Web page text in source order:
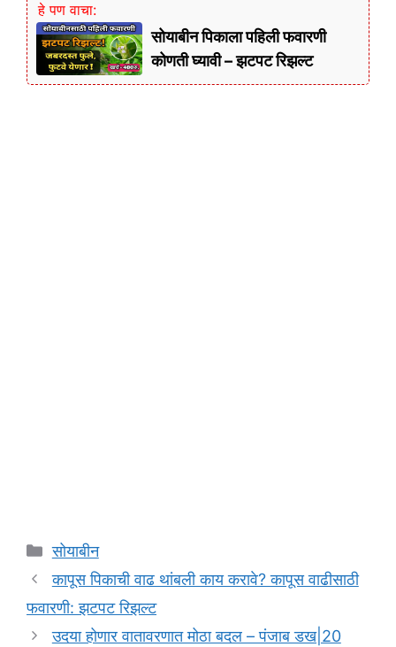
हे पण वाचा:
सोयाबीन पिकाला पहिली फवारणी
कोणती घ्यावी – झटपट रिझल्ट
Categories
सोयाबीन
कापूस पिकाची वाढ थांबली काय करावे? कापूस वाढीसाठी
फवारणी: झटपट रिझल्ट
उदया होणार वातावरणात मोठा बदल – पंजाब डख|20